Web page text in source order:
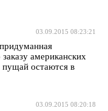
03.09.2015 08:23:21
американских
остаются в
03.09.2015 08:20:18